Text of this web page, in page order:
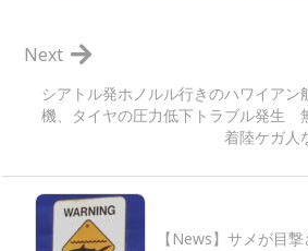
シアトル発ホノルル行きのハワイアン
機、タイヤの圧力低下トラブル発生
着陸ケガ人
Next
【News】サメが目